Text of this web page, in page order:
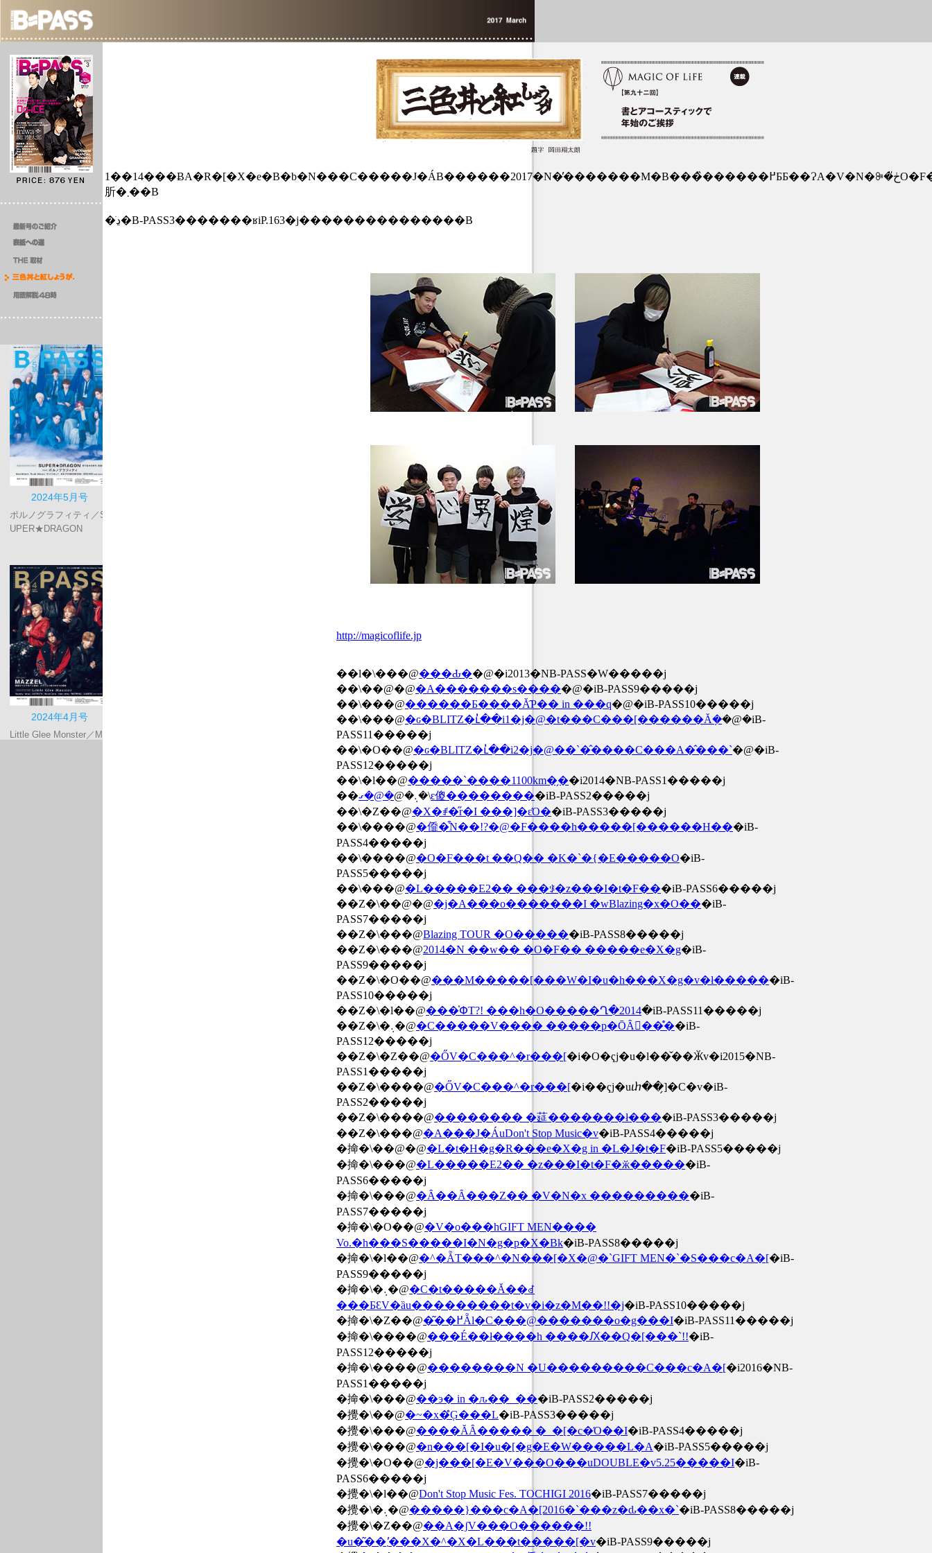
1��14���ɃA�R�[�X�e�B�b�N���C�����J�ÁB������2017�N�̕�������M�B���̏������߂ƂƂ��ɁA�V�N�ꔭ�ڂ̎O�F���������
肵�܂��B
�ڍׂ�B-PASS3�������ʁiP.163�j���������������B
http://magicoflife.jp
��l�\���@���Ԃ��@�i2013�NB-PASS�W�����j
��܏\��@�@�A�������s�����@�iB-PASS9�����j
��܏\���@������Ƃ����Ă̂P�� in ���q�@�iB-PASS10�����j
��܏\���@�ԍ�BLITZ�ւ̓��i1�j�@�t���C���[������Ă݂��@�iB-
PASS11�����j
��܏\�O��@�ԍ�BLITZ�ւ̓��i2�j�@��`�̂����C���A�̂���`�@�iB-
PASS12�����j
��܏\�l��@�����`����1100km�̗��i2014�NB-PASS1�����j
��܏\�܉�@�@�ގԑ傻���������iB-PASS2�����j
��܏\�Z��@�X�ꂱ�̋r�I ���]�ԑΌ��iB-PASS3�����j
��܏\����@�㒎�͒N��!?�@�F����h�����[������H���iB-
PASS4�����j
��܏\����@�O�F���t ��Q�� �K�`�{�E�����O�iB-
PASS5�����j
��܏\���@�L�����E2�� ���ꂪ�z���I�t�F���iB-PASS6�����j
��Z�\��@�@�j�A���o�������I �wBlazing�x�O���iB-
PASS7�����j
��Z�\���@Blazing TOUR �O������iB-PASS8�����j
��Z�\���@2014�N ��w�� �O�F�� �����e�X�g�iB-
PASS9�����j
��Z�\�O��@���M�����[���W�I�u�h���X�g�v�ł������iB-
PASS10�����j
��Z�\�l��@���̍ՓT?! ���h�O�����Ղ�2014�iB-PASS11�����j
��Z�\�܉�@�C�����V���� �����p�ŌȂ𖁂��̊��iB-
PASS12�����j
��Z�\�Z��@�ŐV�C���^�r���[�i�O�ҁj�u�l��̌��Ӂv�i2015�NB-
PASS1�����j
��Z�\����@�ŐV�C���^�r���[�i��ҁj�uⴐ��̗]�C�v�iB-
PASS2�����j
��Z�\����@�������� �莚�������ł����iB-PASS3�����j
��Z�\���@�A���J�ÁuDon't Stop Music�v�iB-PASS4�����j
�掵�\��@�@�L�t�H�g�R���e�X�g in �L�J�t�F�iB-PASS5�����j
�掵�\���@�L�����E2�� �z���I�t�F�ӂ������iB-
PASS6�����j
�掵�\���@�Ȃ��Ȃ���Z�� �V�N�x ����������iB-
PASS7�����j
�掵�\�O��@�V�o���hGIFT MEN����
Vo.�h���S�����I�N�g�p�X�Βk�iB-PASS8�����j
�掵�\�l��@�^�ẴT���^�N���[�X�@�`GIFT MEN�`�S���c�A�[�iB-
PASS9�����j
�掵�\�܉�@�C�t�����Ă��ꂽ
���ƂƐV�ȁu���������t�v�i�z�M��!!�j�iB-PASS10�����j
�掵�\�Z��@
�͂��߂Ẵl�C���@�������o�g���I�iB-PASS11�����j
�掵�\����@���É��ł����h ����Ԕ��Q�[���`!!�iB-
PASS12�����j
�掵�\����@��������N �U���������C���c�A�[�i2016�NB-
PASS1�����j
�掵�\���@��э� in �ԉ��_���iB-PASS2�����j
�攪�\��@�~�x�݂̊G���L�iB-PASS3�����j
�攪�\���@����ĂȂ����� �_�[�c�Ό��I�iB-PASS4�����j
�攪�\���@�n���[�I�u�[�g�E�W�����L�A�iB-PASS5�����j
�攪�\�O��@�j���[�E�V���O���uDOUBLE�v5.25�����I�iB-
PASS6�����j
�攪�\�l��@Don't Stop Music Fes. TOCHIGI 2016�iB-PASS7�����j
�攪�\�܉�@�����}���c�A�[2016�`���z�ԃ��x�`�iB-PASS8�����j
�攪�\�Z��@��A�ʃV���O������!!
�u�͂��܂�̓��X�^�X�L���t�����[�v�iB-PASS9�����j